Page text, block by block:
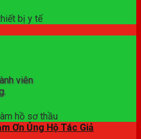
viên
Ơn Ủng Hộ Tác Giả